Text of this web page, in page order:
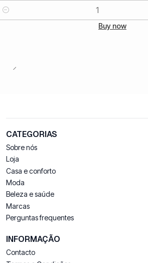
Buy now
CATEGORIAS
Sobre nós
Loja
Casa e conforto
Moda
Beleza e saúde
Marcas
Perguntas frequentes
INFORMAÇÃO
Contacto